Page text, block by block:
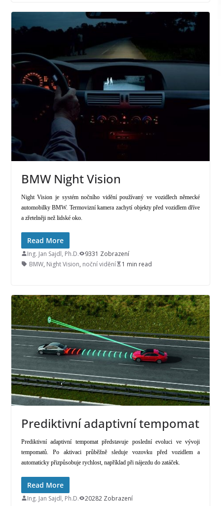
BMW Night Vision
Night Vision je systém nočního vidění používaný ve vozidlech německé
automobilky BMW. Termovizní kamera zachytí objekty před vozidlem dříve
a zřetelněji než lidské oko.
Read More
Ing. Jan Sajdl, Ph.D.
9331 Zobrazení
BMW, Night Vision, noční vidění 1 min read
Prediktivní adaptivní tempomat
Prediktivní adaptivní tempomat představuje poslední evoluci ve vývoji
tempomatů. Po aktivaci průběžně sleduje vozovku před vozidlem a
automaticky přizpůsobuje rychlost, například při nájezdu do zatáček.
Read More
Ing. Jan Sajdl, Ph.D.
20282 Zobrazení